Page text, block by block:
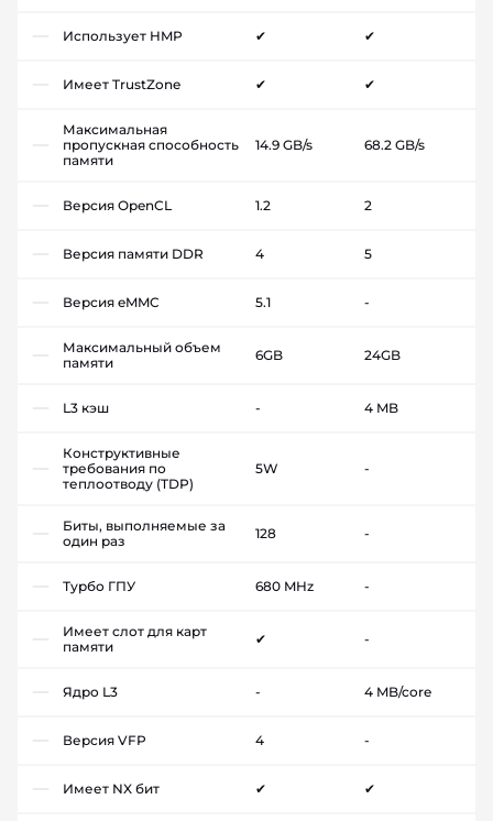
Использует HMP ✔ ✔
Имеет TrustZone ✔ ✔
Максимальная
пропускная способность
памяти
14.9 GB/s 68.2 GB/s
Версия OpenCL 1.2 2
Версия памяти DDR 4 5
Версия eMMC 5.1 -
Максимальный объем
памяти
6GB 24GB
L3 кэш - 4 MB
Конструктивные
требования по
теплоотводу (TDP)
5W -
Биты, выполняемые за
один раз
128 -
Турбо ГПУ 680 MHz -
Имеет слот для карт
памяти
✔ -
Ядро L3 - 4 MB/core
Версия VFP 4 -
Имеет NX бит ✔ ✔